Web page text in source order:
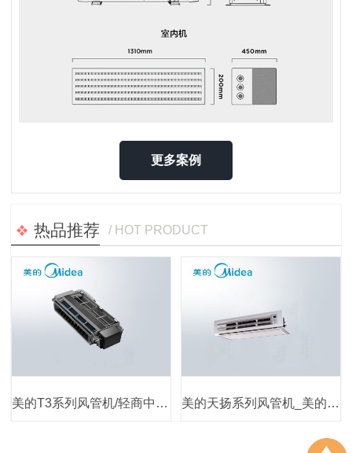
更多案例
热品推荐 / HOT PRODUCT
美的T3系列风管机/轻商中央空调 美的天扬系列风管机_美的中央空调室内机